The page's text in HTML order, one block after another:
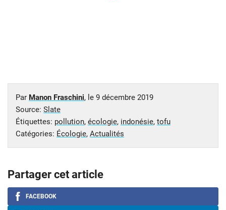
Par Manon Fraschini, le 9 décembre 2019
Source: Slate
Étiquettes: pollution, écologie, indonésie, tofu
Catégories: Écologie, Actualités
Partager cet article
FACEBOOK